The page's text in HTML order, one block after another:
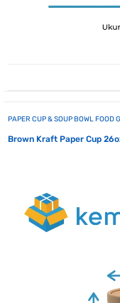
PAPER CUP & SOUP BOWL FOOD
Brown Kraft Paper Cup